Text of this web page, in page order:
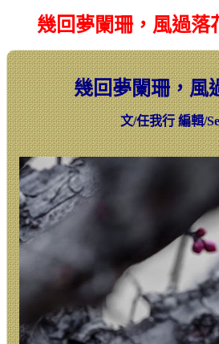
幾回夢闌珊，風過
幾回夢闌珊，風
文/任我行 編輯/